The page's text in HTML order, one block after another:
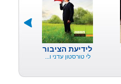
לידיעת הציבור
לי טורסטון עדני ו...